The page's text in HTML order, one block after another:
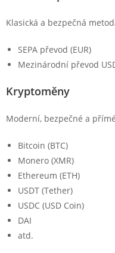
Klasická a bezpečná
SEPA převod (EUR)
Mezinárodní převod
Kryptoměny
Moderní, bezpečné a
Bitcoin (BTC)
Monero (XMR)
Ethereum (ETH)
USDT (Tether)
USDC (USD Coin)
DAI
atd.